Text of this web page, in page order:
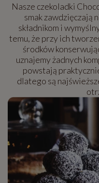
Nasze czekoladki
smak zawdzięczają
składnikom i
temu, że przy ich
środków
uznajemy żadnych
powstają
dlatego są